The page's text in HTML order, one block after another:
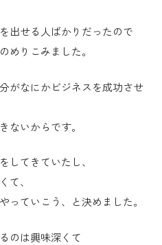
出せる人ばかりだったので
めりこみました。
がなにかビジネスを成功させ
ないからです。
してきていたし、
て、
っていこう、と決めました。
のは興味深くて